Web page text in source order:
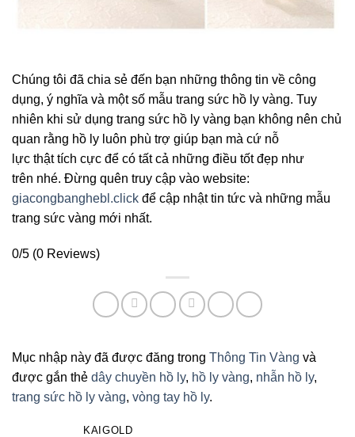
Chúng tôi đã chia sẻ đến bạn những thông tin về công
dụng, ý nghĩa và một số mẫu trang sức hồ ly vàng. Tuy
nhiên khi sử dụng trang sức hồ ly vàng bạn không nên chủ
quan rằng hồ ly luôn phù trợ giúp bạn mà cứ nỗ
lực thật tích cực để có tất cả những điều tốt đẹp như
trên nhé. Đừng quên truy cập vào website:
giacongbanghebl.click để cập nhật tin tức và những mẫu
trang sức vàng mới nhất.
0/5 (0 Reviews)
Mục nhập này đã được đăng trong Thông Tin Vàng và
được gắn thẻ dây chuyền hồ ly, hồ ly vàng, nhẫn hồ ly,
trang sức hồ ly vàng, vòng tay hồ ly.
KAIGOLD